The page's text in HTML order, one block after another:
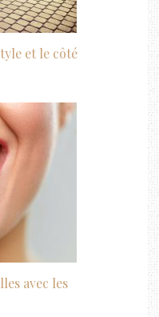
et le côté
avec les